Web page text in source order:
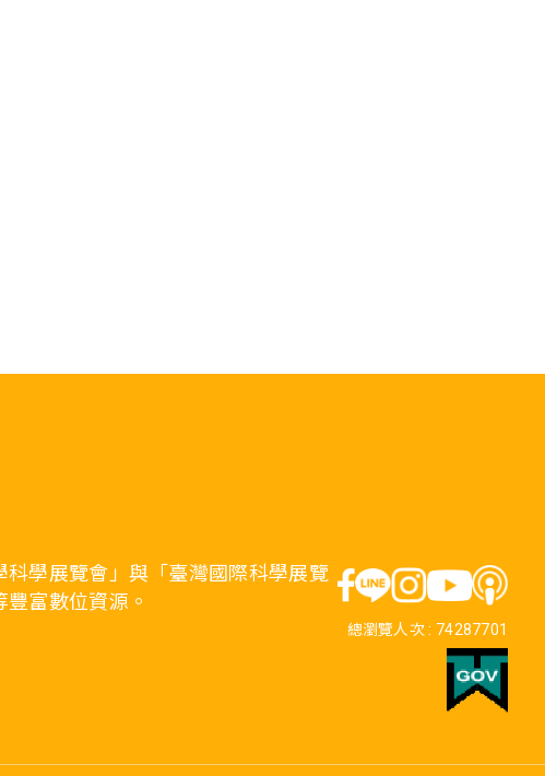
學展覽會」與「臺灣國際科學展覽
富數位資源。
總瀏覽人次 : 74287701